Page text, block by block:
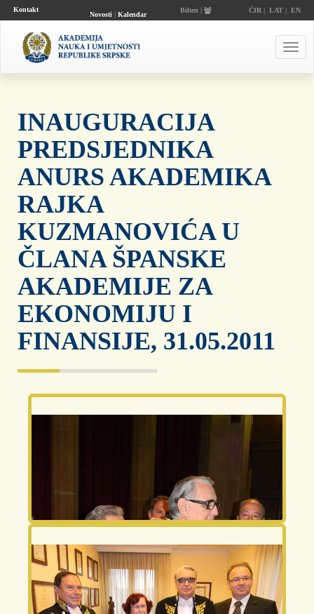
Kontakt
Novosti| Kalendar
Bilten | ĆIR | LAT| EN
INAUGURACIJA
PREDSJEDNIKA
ANURS AKADEMIKA
RAJKA
KUZMANOVIĆA U
ČLANA ŠPANSKE
AKADEMIJE ZA
EKONOMIJU I
FINANSIJE, 31.05.2011